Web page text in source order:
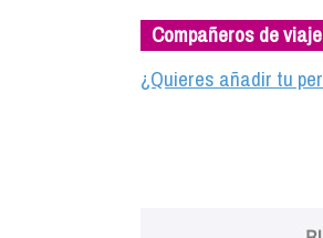
Compañeros de viaje
¿Quieres añadir tu